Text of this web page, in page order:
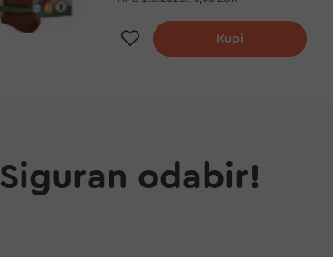
Dodaj na listu želja
Kupi
Siguran odabir!